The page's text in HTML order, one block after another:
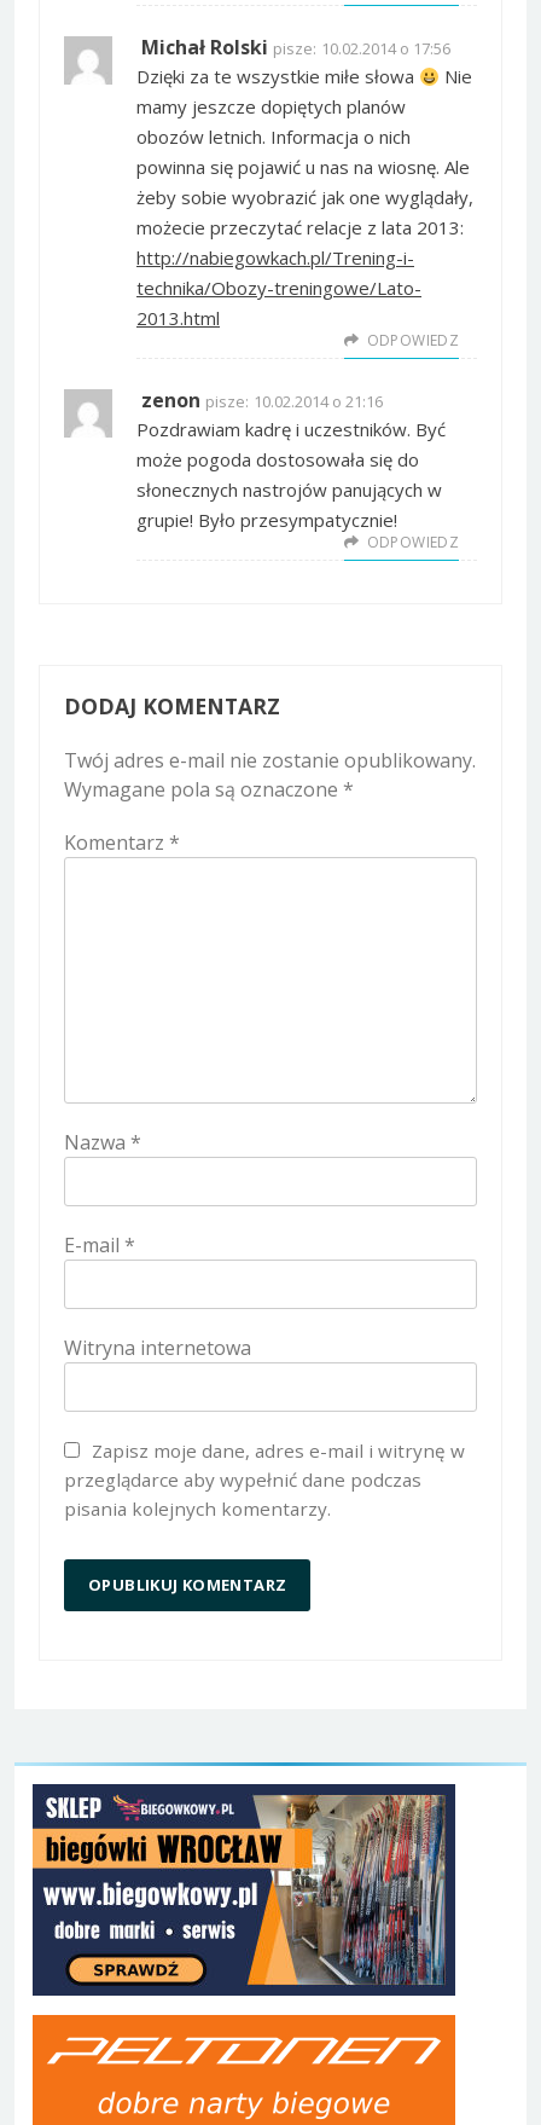
Michał Rolski pisze: 10.02.2014 o 17:56
Dzięki za te wszystkie miłe słowa
Nie
mamy jeszcze dopiętych planów
obozów letnich. Informacja o nich
powinna się pojawić u nas na wiosnę. Ale
żeby sobie wyobrazić jak one wyglądały,
możecie przeczytać relacje z lata 2013:
http://nabiegowkach.pl/Trening-i-
technika/Obozy-treningowe/Lato-
2013.html
ODPOWIEDZ
zenon pisze: 10.02.2014 o 21:16
Pozdrawiam kadrę i uczestników. Być
może pogoda dostosowała się do
słonecznych nastrojów panujących w
grupie! Było przesympatycznie!
ODPOWIEDZ
DODAJ KOMENTARZ
Twój adres e-mail nie zostanie opublikowany.
Wymagane pola są oznaczone *
Komentarz *
Nazwa *
E-mail *
Witryna internetowa
Zapisz moje dane, adres e-mail i witrynę w
przeglądarce aby wypełnić dane podczas
pisania kolejnych komentarzy.